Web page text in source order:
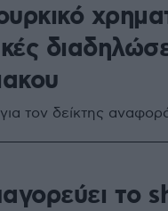
τον δείκτης
το